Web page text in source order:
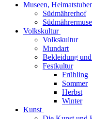
Museen,
Südmährerhof
Volkskultur
Volkskultur
Mundart
Bekleidung
Festkultur
Frühling
Sommer
Herbst
Winter
Kunst